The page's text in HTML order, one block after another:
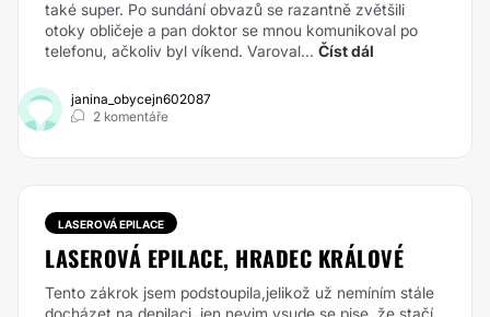
také super. Po sundání obvazů se razantně zvětšili
otoky obličeje a pan doktor se mnou komunikoval po
telefonu, ačkoliv byl víkend. Varoval... Číst dál
janina_obycejn602087
2 komentáře
LASEROVÁ EPILACE
LASEROVÁ EPILACE, HRADEC KRÁLOVÉ
Tento zákrok jsem podstoupila,jelikož už nemíním stále
docházet na depilaci ,jen nevim vsude se pise ,že stačí